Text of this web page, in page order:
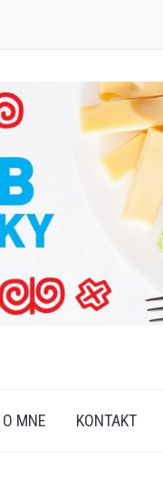
O MNE KONTAKT